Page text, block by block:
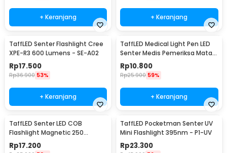
+ Keranjang + Keranjang
TaffLED Senter Flashlight Cree
XPE-R3 600 Lumens - SE-A02
Rp17.500
Rp36.900 53%
+ Keranjang
TaffLED Medical Light Pen LED
Senter Medis Pemeriksa Mata -
Ti4
Rp10.800
Rp25.900 59%
+ Keranjang
TaffLED Senter LED COB
Flashlight Magnetic 250
Lumens - BC12
Rp17.200
TaffLED Pocketman Senter UV
Mini Flashlight 395nm - P1-UV
Rp23.300